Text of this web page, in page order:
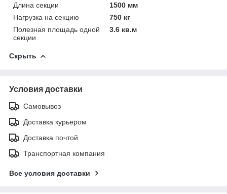
Длина секции
1500 мм
Нагрузка на секцию
750 кг
Полезная площадь одной
секции
3.6 кв.м
Скрыть
Условия доставки
Самовывоз
Доставка курьером
Доставка почтой
Транспортная компания
Все условия доставки